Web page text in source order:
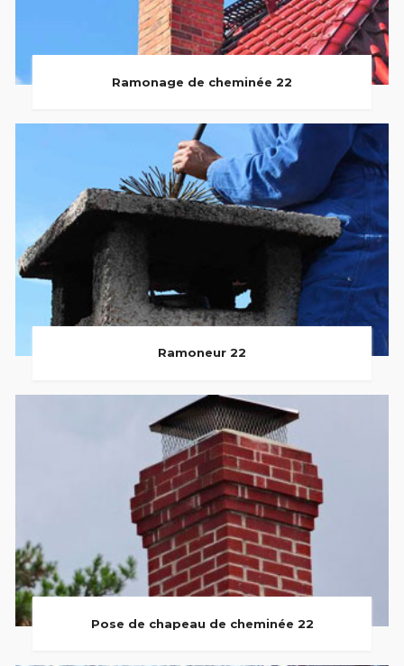
Ramonage de cheminée 22
Ramoneur 22
Pose de chapeau de cheminée 22